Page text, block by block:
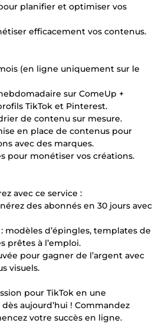
planifier et optimiser vos
efficacement vos contenus.
(en ligne uniquement sur le
sur ComeUp +
TikTok et Pinterest.
de contenu sur mesure.
en place de contenus pour
avec des marques.
pour monétiser vos créations.
avec ce service :
des abonnés en 30 jours avec
modèles d’épingles, templates de
prêtes à l’emploi.
pour gagner de l’argent avec
visuels.
pour TikTok en une
aujourd’hui ! Commandez
votre succès en ligne.